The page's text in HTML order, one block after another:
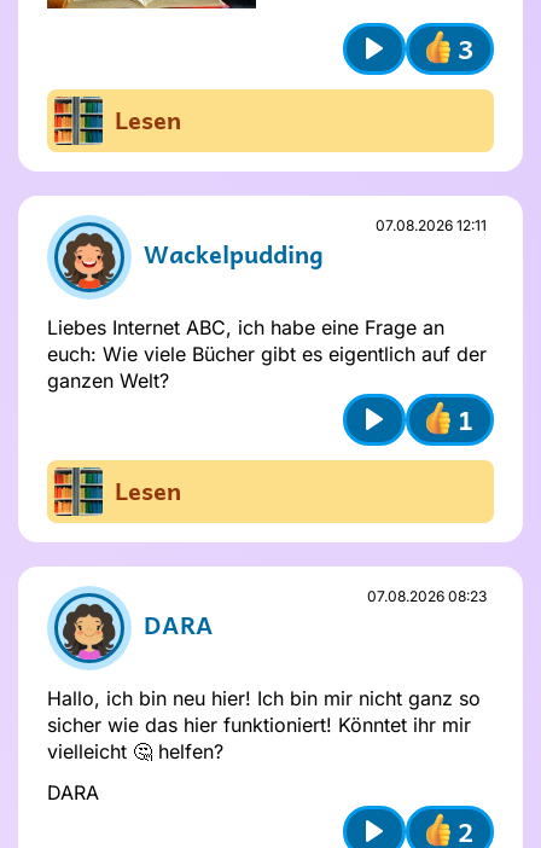
Play
3
Lesen
Wackelpudding
07.08.2026 12:11
Liebes Internet ABC, ich habe eine Frage an
euch: Wie viele Bücher gibt es eigentlich auf der
ganzen Welt?
Play
1
Lesen
DARA
07.08.2026 08:23
Hallo, ich bin neu hier! Ich bin mir nicht ganz so
sicher wie das hier funktioniert! Könntet ihr mir
vielleicht 🤔 helfen?
DARA
2